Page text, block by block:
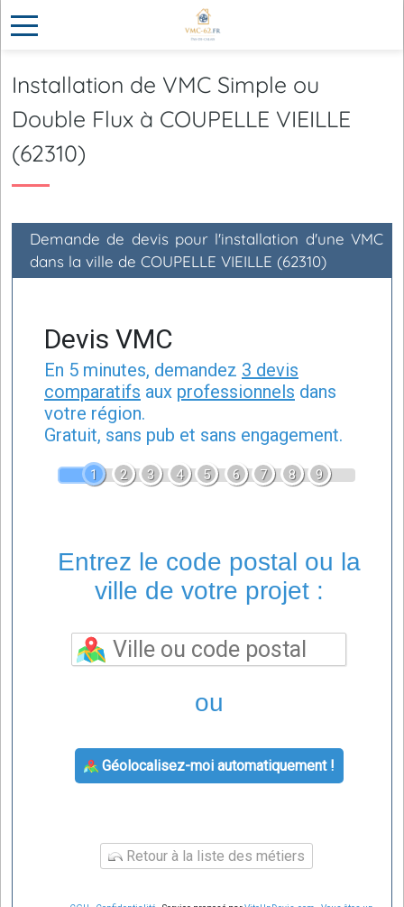
Installation de VMC Simple ou
Double Flux à COUPELLE VIEILLE
(62310)
Demande de devis pour l'installation d'une VMC
dans la ville de COUPELLE VIEILLE (62310)
Devis VMC
En 5 minutes, demandez 3 devis
comparatifs aux professionnels dans
votre région.
Gratuit, sans pub et sans engagement.
1 2 3 4 5 6 7 8 9
Entrez le code postal ou la
ville de votre projet :
ou
Géolocalisez-moi automatiquement !
Retour à la liste des métiers